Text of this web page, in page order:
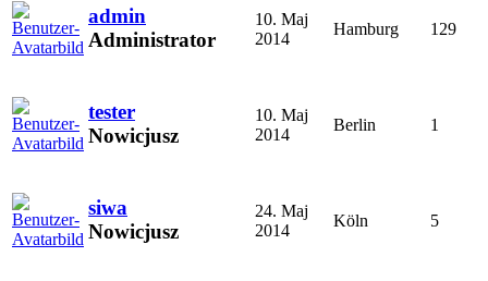
admin
Administrator
10. Maj
2014
Hamburg 129
tester
Nowicjusz
10. Maj
2014
Berlin 1
siwa
Nowicjusz
24. Maj
2014
Köln 5